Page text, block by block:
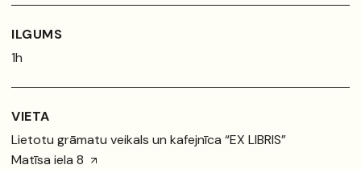
ILGUMS
1h
VIETA
Lietotu grāmatu veikals un kafejnīca “EX LIBRIS”
Matīsa iela 8